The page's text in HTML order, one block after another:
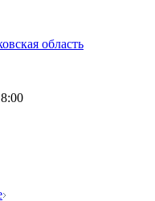
область